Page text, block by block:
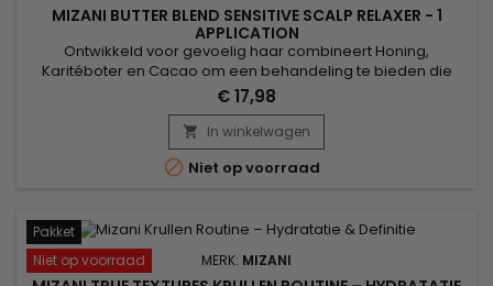
MIZANI BUTTER BLEND SENSITIVE SCALP RELAXER - 1
APPLICATION
Ontwikkeld voor gevoelig haar combineert Honing,
Karitéboter en Cacao om een behandeling te bieden die
zowel zacht als effectief is.&nbsp; Honing zorgt voor diepe
hydratatie, waardoor droogheid en pluizigheid worden
verminderd.&nbsp; Sheaboter, rijk aan vitaminen, versterkt
kwetsbare strengen terwijl het haarbreuk vermindert. Wat
betreft cacao, geeft...
€ 17,98
 In winkelwagen
 Niet op voorraad
Pakket
Niet op voorraad
MERK: MIZANI